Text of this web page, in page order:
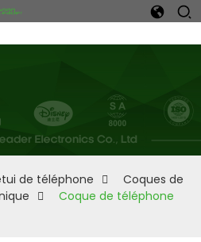
de téléphone
Coques de
Coque de téléphone